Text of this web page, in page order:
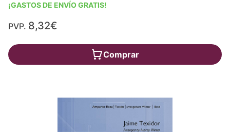
¡GASTOS DE ENVÍO GRATIS!
PVP. 8,32€
Comprar